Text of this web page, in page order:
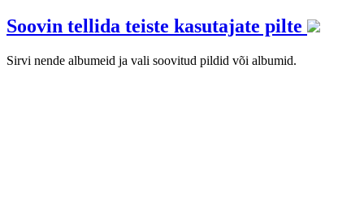
Soovin tellida teiste kasutajate pilte
Sirvi nende albumeid ja vali soovitud pildid või albumid.